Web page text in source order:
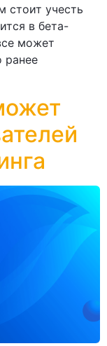
стоит учесть
в бета-
может
ранее